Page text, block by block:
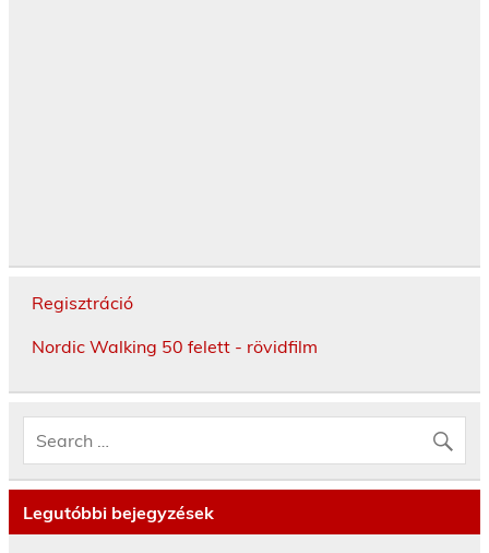
Regisztráció
Nordic Walking 50 felett - rövidfilm
Legutóbbi bejegyzések